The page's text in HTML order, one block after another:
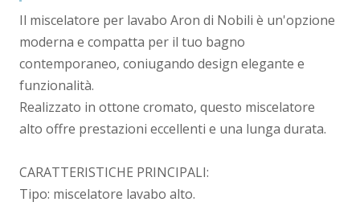
Il miscelatore per lavabo Aron di Nobili è un'opzione
moderna e compatta per il tuo bagno
contemporaneo, coniugando design elegante e
funzionalità.
Realizzato in ottone cromato, questo miscelatore
alto offre prestazioni eccellenti e una lunga durata.
CARATTERISTICHE PRINCIPALI:
Tipo: miscelatore lavabo alto.